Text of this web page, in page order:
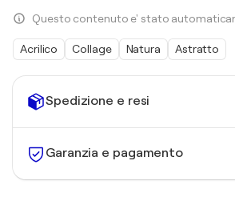
Spedizione e resi
Garanzia e pagamento
Questo contenuto e' stato
Acrilico Collage Natura Astratto